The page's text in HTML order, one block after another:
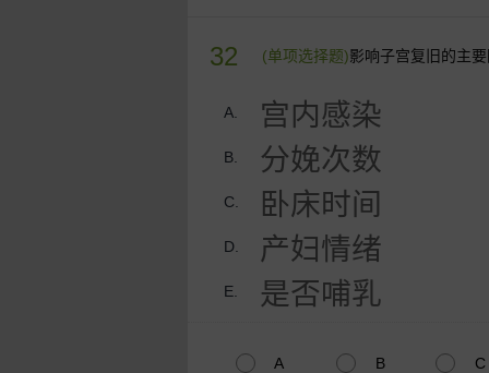
32 (单项选择题)影响子宫复旧的主
A. 宫内感染
B. 分娩次数
C. 卧床时间
D. 产妇情绪
E. 是否哺乳
A B C